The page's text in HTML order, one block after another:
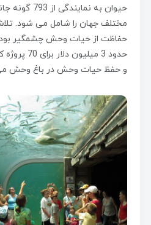
حیوان به
مختلف جهان را شامل می شود.
حفاظت از حیات وحش چشمگیر
حدود 3
و حفظ حیات وحش در باغ وحش